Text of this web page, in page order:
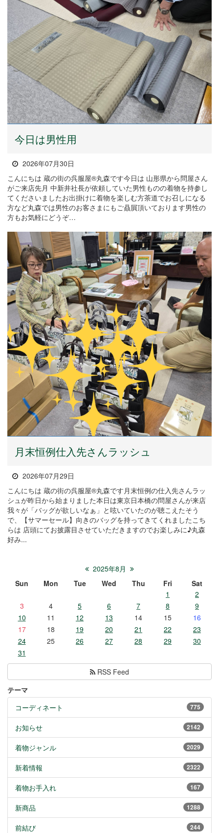
今日は男性用
2026年07月30日
こんにちは 蔵の街の呉服屋®丸森です今日は 山形県から問屋さん
がご来店先月 中新井社長が依頼していた男性ものの着物を持参し
てくださいましたお出掛けに着物を楽しむ方茶道でお召しになる
方など丸森では男性のお客さまにもご贔屓頂いております男性の
方もお気軽にどうぞ…
月末恒例仕入先さんラッシュ
2026年07月29日
こんにちは 蔵の街の呉服屋®丸森です月末恒例の仕入先さんラッ
シュが昨日から始まりました本日は東京日本橋の問屋さんが来店
我々が「バッグが欲しいなぁ」と呟いていたのが聴こえたそう
で、【サマーセール】向きのバッグを持ってきてくれましたこち
らは 店頭にてお披露目させていただきますのでお楽しみに♪丸森
好み...
2025年8月
Sun
Mon Tue Wed Thu Fri
Sat
1
2
3
4 5 6 7 8
9
10
11 12 13 14 15
16
17
18 19 20 21 22
23
24
25 26 27 28 29
30
31
RSS Feed
テーマ
775
コーディネート
2142
お知らせ
2029
着物ジャンル
2322
新着情報
167
着物お手入れ
1288
新商品
244
前結び